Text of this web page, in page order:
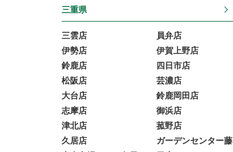
三重県
三雲店
伊勢店
鈴鹿店
松阪店
大台店
志摩店
津北店
久居店
員弁店
伊賀上野店
四日市店
芸濃店
鈴鹿岡田店
御浜店
菰野店
ガーデンセンター藤